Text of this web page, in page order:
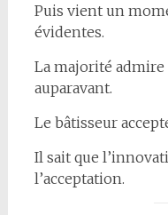
Puis vient un
évidentes.
La majorité admire
auparavant.
Le bâtisseur
Il sait que
l’acceptation.